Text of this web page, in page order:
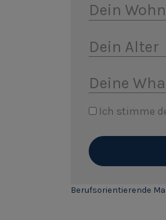
Dein
Dein Alter
Deine
Ich stimme
Berufsorientierende